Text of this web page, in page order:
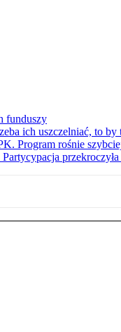
funduszy
ich uszczelniać, to by
Program rośnie